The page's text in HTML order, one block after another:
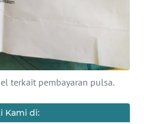
terkait pembayaran pulsa.
Kami di: